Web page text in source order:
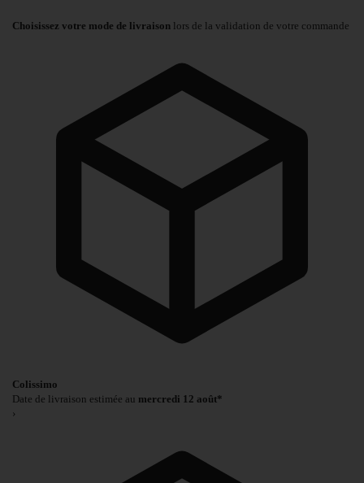
Choisissez votre mode de livraison lors de la validation de votre commande
Colissimo
Date de livraison estimée au mercredi 12 août*
›